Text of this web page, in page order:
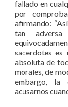
fallado en
por
afirmando:
tan
sacerdotes es
absoluta de
morales, de
embargo, la
acusarnos